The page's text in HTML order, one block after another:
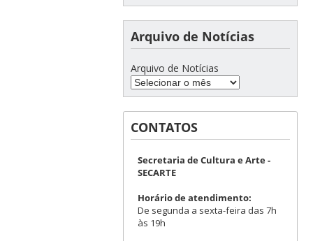
Arquivo de Notícias
Arquivo de Notícias
CONTATOS
Secretaria de Cultura e Arte -
SECARTE
Horário de atendimento:
De segunda a sexta-feira das 7h
às 19h